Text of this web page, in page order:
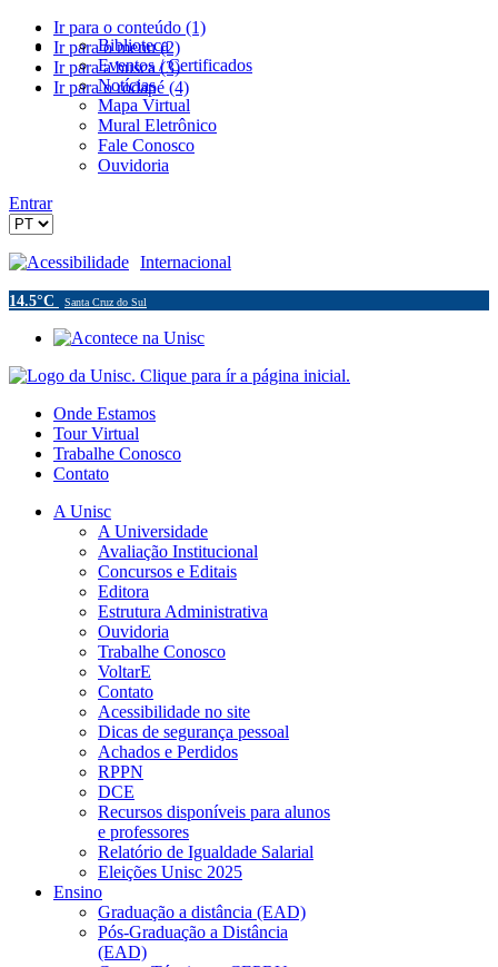
Ir para o conteúdo (1)
Ir para o menu (2)
Ir para a busca (3)
Ir para o rodapé (4)
Biblioteca
Eventos / Certificados
Notícias
Mapa Virtual
Mural Eletrônico
Fale Conosco
Ouvidoria
Entrar
Acessibilidade Internacional
14.5°C Santa Cruz do Sul
Onde Estamos
Tour Virtual
Trabalhe Conosco
Contato
A Unisc
A Universidade
Avaliação Institucional
Concursos e Editais
Editora
Estrutura Administrativa
Ouvidoria
Trabalhe Conosco
VoltarE
Contato
Acessibilidade no site
Dicas de segurança pessoal
Achados e Perdidos
RPPN
DCE
Recursos disponíveis para alunos
e professores
Relatório de Igualdade Salarial
Eleições Unisc 2025
Ensino
Graduação a distância (EAD)
Pós-Graduação a Distância
(EAD)